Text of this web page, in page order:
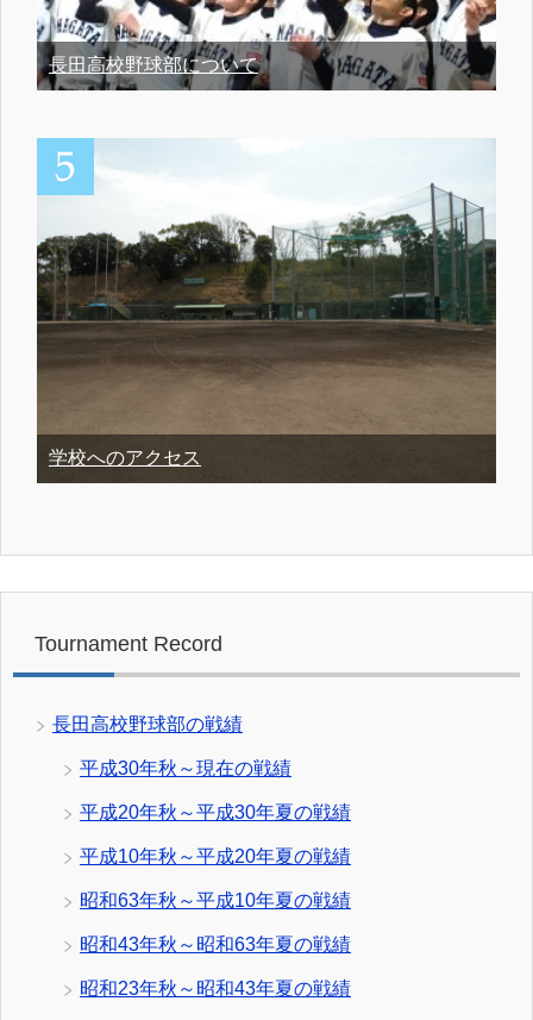
長田高校野球部について
学校へのアクセス
Tournament Record
長田高校野球部の戦績
平成30年秋～現在の戦績
平成20年秋～平成30年夏の戦績
平成10年秋～平成20年夏の戦績
昭和63年秋～平成10年夏の戦績
昭和43年秋～昭和63年夏の戦績
昭和23年秋～昭和43年夏の戦績